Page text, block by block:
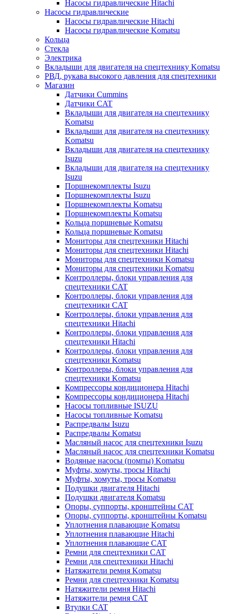
Насосы гидравлические Hitachi
Насосы гидравлические
Насосы гидравлические Hitachi
Насосы гидравлические Komatsu
Кольца
Стекла
Электрика
Вкладыши для двигателя на спецтехнику Komatsu
РВД, рукава высокого давления для спецтехники
Магазин
Датчики Cummins
Датчики CAT
Вкладыши для двигателя на спецтехнику
Komatsu
Вкладыши для двигателя на спецтехнику
Komatsu
Вкладыши для двигателя на спецтехнику
Isuzu
Вкладыши для двигателя на спецтехнику
Isuzu
Поршнекомплекты Isuzu
Поршнекомплекты Isuzu
Поршнекомплекты Komatsu
Поршнекомплекты Komatsu
Кольца поршневые Komatsu
Кольца поршневые Komatsu
Мониторы для спецтехники Hitachi
Мониторы для спецтехники Hitachi
Мониторы для спецтехники Komatsu
Мониторы для спецтехники Komatsu
Контроллеры, блоки управления для
спецтехники CAT
Контроллеры, блоки управления для
спецтехники CAT
Контроллеры, блоки управления для
спецтехники Hitachi
Контроллеры, блоки управления для
спецтехники Hitachi
Контроллеры, блоки управления для
спецтехники Komatsu
Контроллеры, блоки управления для
спецтехники Komatsu
Компрессоры кондиционера Hitachi
Компрессоры кондиционера Hitachi
Насосы топливные ISUZU
Насосы топливные Komatsu
Распредвалы Isuzu
Распредвалы Komatsu
Масляный насос для спецтехники Isuzu
Масляный насос для спецтехники Komatsu
Водяные насосы (помпы) Komatsu
Муфты, хомуты, тросы Hitachi
Муфты, хомуты, тросы Komatsu
Подушки двигателя Hitachi
Подушки двигателя Komatsu
Опоры, суппорты, кронштейны CAT
Опоры, суппорты, кронштейны Komatsu
Уплотнения плавающие Komatsu
Уплотнения плавающие Hitachi
Уплотнения плавающие CAT
Ремни для спецтехники CAT
Ремни для спецтехники Hitachi
Натяжители ремня Komatsu
Ремни для спецтехники Komatsu
Натяжители ремня Hitachi
Натяжители ремня CAT
Втулки CAT